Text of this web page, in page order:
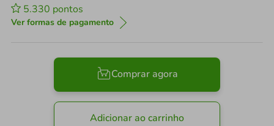
5.330 pontos
Ver formas de pagamento
Comprar agora
Adicionar ao carrinho